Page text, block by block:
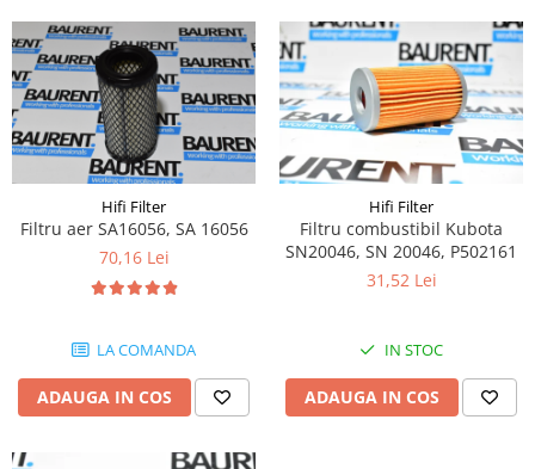
Piese contact
Contactor 12V
Contactoare 24V
Contactoare 48V
Motoare electrice
Placa electronica
Contact general - Ciuperca
Pedala
Becuri indicatoare
Potentiometre
Senzori de unghi
Bobina solenoid
Bobina 24V
Piese Mitsubishi
Piese Matbro
Piese Lindner
Piese Kramer
Piese Kaiser
Piese Jacobsen
Piese Ingersoll Rand
Piese Hanomag
Piese Goldoni
Piese Furukawa
Piese Ford
Piese Ferrari
Hifi Filter
Filtru aer SA16056, SA 16056
70,16 Lei
LA COMANDA
ADAUGA IN COS
Hifi Filter
Filtru combustibil Kubota
SN20046, SN 20046, P502161
31,52 Lei
IN STOC
ADAUGA IN COS